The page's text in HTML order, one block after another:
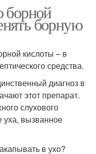
борной
борную
кислоты – в
средства.
диагноз в
этот препарат.
слухового
уха, вызванное
в ухо?